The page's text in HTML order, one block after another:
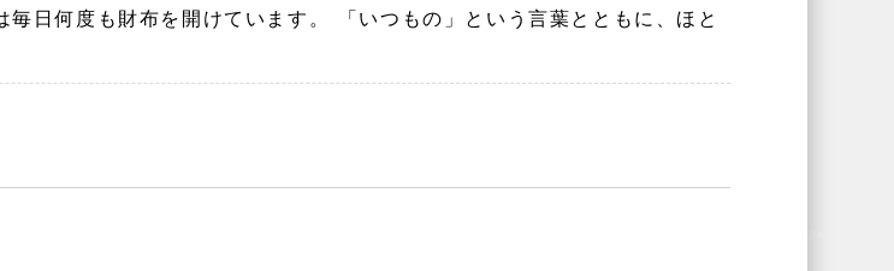
日何度も財布を開けています。 「いつもの」という言葉とともに、ほと